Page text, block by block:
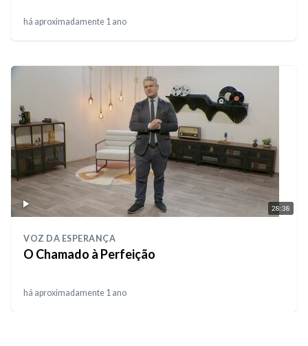
há aproximadamente 1 ano
28:38
VOZ DA ESPERANÇA
O Chamado à Perfeição
há aproximadamente 1 ano